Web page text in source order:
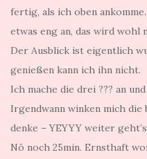
fertig, als ich oben
etwas eng an, das wird wohl
Der Ausblick ist eigentlich
genießen kann ich ihn nicht.
Ich mache die drei ??? an
Irgendwann winken mich
denke – YEYYY weiter
Nö noch 25min. Ernsthaft